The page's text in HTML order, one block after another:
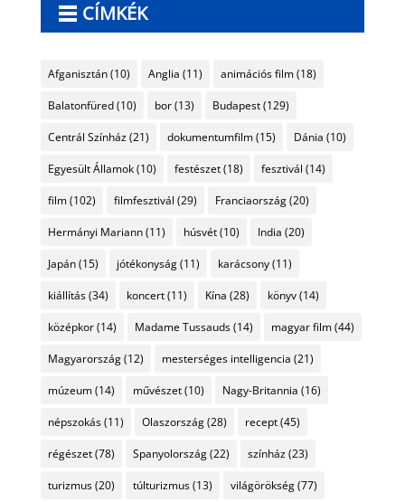
CÍMKÉK
Afganisztán(10) Anglia (11) animációs film(18)
Balatonfüred(10) bor(13) Budapest(129)
Centrál Színház(21) dokumentumfilm(15) Dánia (10)
Egyesült Államok(10) festészet(18) fesztivál (14)
film(102) filmfesztivál (29) Franciaország(20)
Hermányi Mariann(11) húsvét(10) India (20)
Japán(15) jótékonyság(11) karácsony(11)
kiállítás(34) koncert(11) Kína (28) könyv(14)
középkor(14) Madame Tussauds(14) magyar film(44)
Magyarország(12) mesterséges intelligencia (21)
múzeum(14) művészet(10) Nagy-Britannia (16)
népszokás(11) Olaszország(28) recept(45)
régészet(78) Spanyolország(22) színház(23)
turizmus(20) túlturizmus(13) világörökség(77)